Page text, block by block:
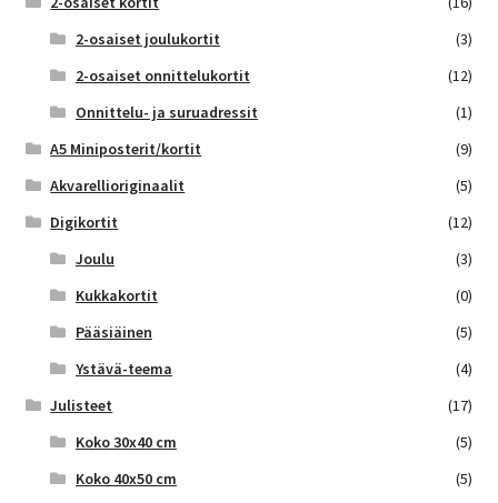
2-osaiset joulukortit
(3)
2-osaiset onnittelukortit
(12)
Onnittelu- ja suruadressit
(1)
A5 Miniposterit/kortit
(9)
Akvarellioriginaalit
(5)
Digikortit
(12)
Joulu
(3)
Kukkakortit
(0)
Pääsiäinen
(5)
Ystävä-teema
(4)
Julisteet
(17)
Koko 30x40 cm
(5)
Koko 40x50 cm
(5)